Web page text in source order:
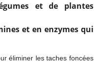
et de plantes
et en enzymes qui
éliminer les taches foncées